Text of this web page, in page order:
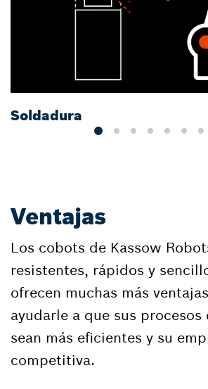
Soldadura
Ventajas
Los cobots de Kassow
resistentes, rápidos y
ofrecen muchas más
ayudarle a que sus
sean más eficientes y su
competitiva.